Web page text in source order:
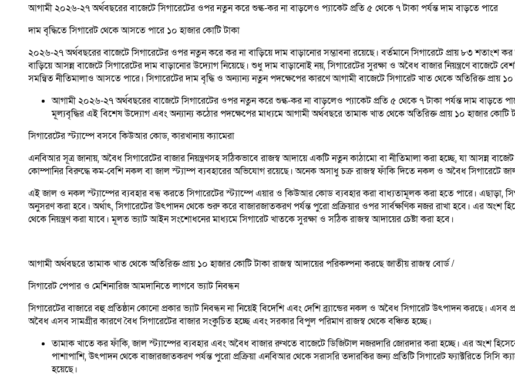
আগামী ২০২৬-২৭ অর্থবছরের বাজেটে সিগারেটের ওপর নতুন করে শুল্ক-কর না বাড়লেও প্যাকেট প্রতি ৫ থেকে ৭ টাকা পর্যন্ত দাম বাড়তে পারে
দাম বৃদ্ধিতে সিগারেট থেকে আসতে পারে ১০ হাজার কোটি টাকা
২০২৬-২৭ অর্থবছরের বাজেটে সিগারেটের ওপর নতুন করে কর না বাড়িয়ে দাম বাড়ানোর সম্ভাবনা রয়েছে। বর্তমানে সিগারেটে প্রায় ৮৩ শতাংশ
বাড়িয়ে আসন্ন বাজেটে সিগারেটের দাম বাড়ানোর উদ্যোগ নিয়েছে। শুধু দাম বাড়ানোই নয়, সিগারেটের সুরক্ষা ও অবৈধ বাজার নিয়ন্ত্রণে
সমন্বিত নীতিমালাও আসতে পারে। সিগারেটের দাম বৃদ্ধি ও অন্যান্য নতুন পদক্ষেপের কারণে আগামী বাজেটে সিগারেট খাত থেকে অতিরিক্ত প্রায়
আগামী ২০২৬-২৭ অর্থবছরের বাজেটে সিগারেটের ওপর নতুন করে শুল্ক-কর না বাড়লেও প্যাকেট প্রতি ৫ থেকে ৭ টাকা পর্যন্ত দাম বাড়তে
মূল্যবৃদ্ধির এই বিশেষ উদ্যোগ এবং অন্যান্য কঠোর পদক্ষেপের মাধ্যমে আগামী অর্থবছরে তামাক খাত থেকে অতিরিক্ত প্রায় ১০ হাজার
সিগারেটের স্ট্যাম্পে বসবে কিউআর কোড, কারখানায় ক্যামেরা
এনবিআর সূত্র জানায়, অবৈধ সিগারেটের বাজার নিয়ন্ত্রণসহ সঠিকভাবে রাজস্ব আদায়ে একটি নতুন কাঠামো বা নীতিমালা করা হচ্ছে, যা আসন্ন
কোম্পানির বিরুদ্ধে কম-বেশি নকল বা জাল স্ট্যাম্প ব্যবহারের অভিযোগ রয়েছে। অনেক অসাধু চক্র রাজস্ব ফাঁকি দিতে নকল ও অবৈধ সিগারেটে
এই জাল ও নকল স্ট্যাম্পের ব্যবহার বন্ধ করতে সিগারেটের স্ট্যাম্পে এয়ার ও কিউআর কোড ব্যবহার করা বাধ্যতামূলক করা হতে পারে। এছাড়া,
অনুসরণ করা হবে। অর্থাৎ, সিগারেটের উৎপাদন থেকে শুরু করে বাজারজাতকরণ পর্যন্ত পুরো প্রক্রিয়ার ওপর সার্বক্ষণিক নজর রাখা হবে। এর অংশ
থেকে নিয়ন্ত্রণ করা যাবে। মূলত ভ্যাট আইন সংশোধনের মাধ্যমে সিগারেট খাতকে সুরক্ষা ও সঠিক রাজস্ব আদায়ের চেষ্টা করা হবে।
আগামী অর্থবছরে তামাক খাত থেকে অতিরিক্ত প্রায় ১০ হাজার কোটি টাকা রাজস্ব আদায়ের পরিকল্পনা করছে জাতীয় রাজস্ব বোর্ড /
সিগারেট পেপার ও মেশিনারিজ আমদানিতে লাগবে ভ্যাট নিবন্ধন
সিগারেটের বাজারে বহু প্রতিষ্ঠান কোনো প্রকার ভ্যাট নিবন্ধন না নিয়েই বিদেশি এবং দেশি ব্র্যান্ডের নকল ও অবৈধ সিগারেট উৎপাদন করছে।
অবৈধ এসব সামগ্রীর কারণে বৈধ সিগারেটের বাজার সংকুচিত হচ্ছে এবং সরকার বিপুল পরিমাণ রাজস্ব থেকে বঞ্চিত হচ্ছে।
তামাক খাতে কর ফাঁকি, জাল স্ট্যাম্পের ব্যবহার এবং অবৈধ বাজার রুখতে বাজেটে ডিজিটাল নজরদারি জোরদার করা হচ্ছে। এর অংশ
পাশাপাশি, উৎপাদন থেকে বাজারজাতকরণ পর্যন্ত পুরো প্রক্রিয়া এনবিআর থেকে সরাসরি তদারকির জন্য প্রতিটি সিগারেট ফ্যাক্টরিতে সিসি
হয়েছে।